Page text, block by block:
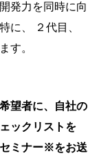
発力を同時に向
に、 ２代目、
す。
望者に、自社の
ックリストを
ミナー※をお送